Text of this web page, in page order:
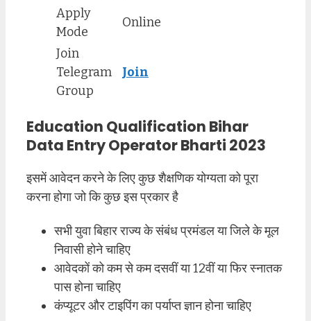
Apply
Mode
Online
Join
Telegram
Group
Join
Education Qualification Bihar
Data Entry Operator Bharti 2023
इसमें आवेदन करने के लिए कुछ शैक्षणिक योग्यता को पूरा
करना होगा जो कि कुछ इस प्रकार है
सभी युवा बिहार राज्य के संबंध प्रमंडल या जिले के मूल
निवासी होने चाहिए
आवेदकों को कम से कम दसवीं या 12वीं या फिर स्नातक
पास होना चाहिए
कंप्यूटर और टाइपिंग का पर्याप्त ज्ञान होना चाहिए